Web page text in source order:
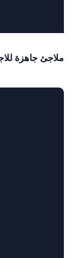
ملاجئ جاهزة